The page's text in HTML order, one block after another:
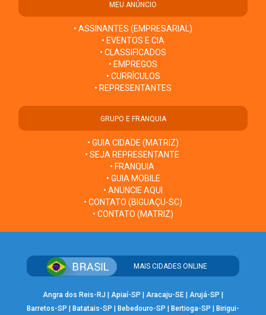
MEU ANÚNCIO
• ASSINANTES (EMPRESARIAL)
• EVENTOS E CIA
• CLASSIFICADOS
• EMPREGOS
• CURRÍCULOS
• REPRESENTANTES
GRUPO E FRANQUIA
• GUIA CIDADE (MATRIZ)
• SEJA REPRESENTANTE
• FRANQUIA
• GUIA MOBILE
• ANUNCIE AQUI
• CONTATO (BIGUAÇU-SC)
• CONTATO (MATRIZ)
MAIS CIDADES ONLINE
Angra dos Reis-RJ Apiaí-SP Aracaju-SE| Arujá-SP
Barretos-SP
Batatais-SP Bebedouro-SP Bertioga-SP
Birigui-